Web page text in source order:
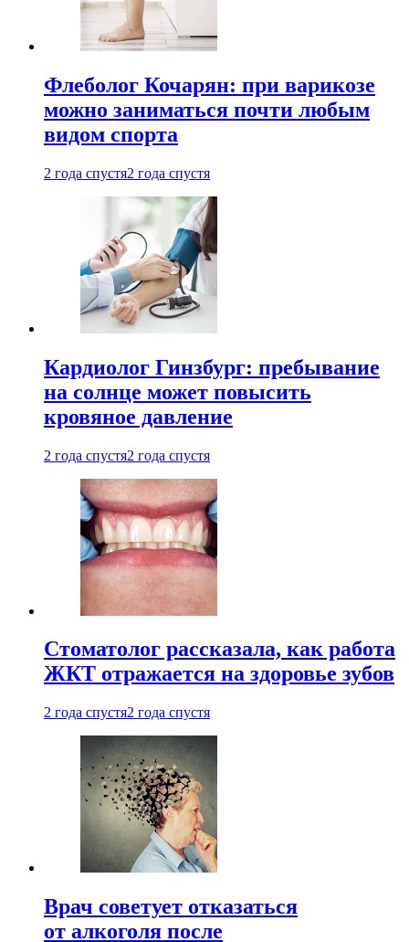
Флеболог Кочарян: при варикозе
можно заниматься почти любым
видом спорта
2 года спустя2 года спустя
Кардиолог Гинзбург: пребывание
на солнце может повысить
кровяное давление
2 года спустя2 года спустя
Стоматолог рассказала, как работа
ЖКТ отражается на здоровье зубов
2 года спустя2 года спустя
Врач советует отказаться
от алкоголя после